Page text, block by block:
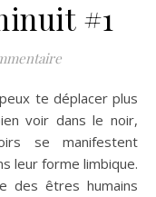
#1
te déplacer plus
voir dans le noir,
se manifestent
leur forme limbique.
des êtres humains